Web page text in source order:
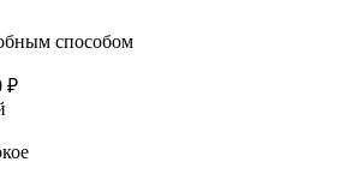
способом
₽